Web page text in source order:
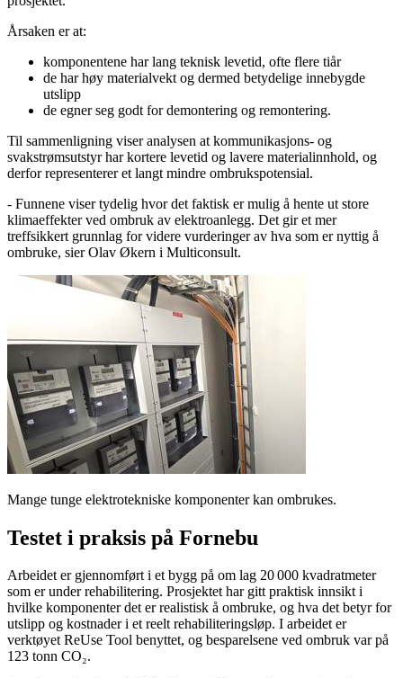
Årsaken er at:
komponentene har lang teknisk levetid, ofte flere tiår
de har høy materialvekt og dermed betydelige innebygde
utslipp
de egner seg godt for demontering og remontering.
Til sammenligning viser analysen at kommunikasjons- og
svakstrømsutstyr har kortere levetid og lavere materialinnhold, og
derfor representerer et langt mindre ombrukspotensial.
- Funnene viser tydelig hvor det faktisk er mulig å hente ut store
klimaeffekter ved ombruk av elektroanlegg. Det gir et mer
treffsikkert grunnlag for videre vurderinger av hva som er nyttig å
ombruke, sier Olav Økern i Multiconsult.
Mange tunge elektrotekniske komponenter kan ombrukes.
Testet i praksis på Fornebu
Arbeidet er gjennomført i et bygg på om lag 20 000 kvadratmeter
som er under rehabilitering. Prosjektet har gitt praktisk innsikt i
hvilke komponenter det er realistisk å ombruke, og hva det betyr for
utslipp og kostnader i et reelt rehabiliteringsløp. I arbeidet er
verktøyet ReUse Tool benyttet, og besparelsene ved ombruk var på
123 tonn CO₂.